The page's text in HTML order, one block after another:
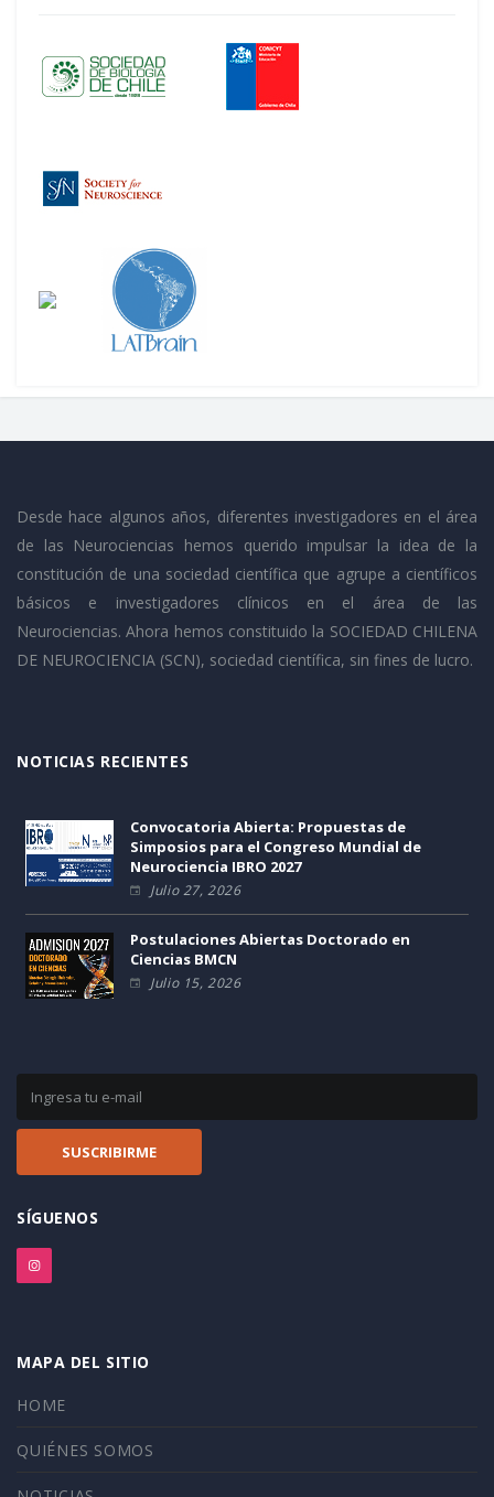
Desde hace algunos años, diferentes investigadores en el área
de las Neurociencias hemos querido impulsar la idea de la
constitución de una sociedad científica que agrupe a científicos
básicos e investigadores clínicos en el área de las
Neurociencias. Ahora hemos constituido la SOCIEDAD CHILENA
DE NEUROCIENCIA (SCN), sociedad científica, sin fines de lucro.
NOTICIAS RECIENTES
Convocatoria Abierta: Propuestas de
Simposios para el Congreso Mundial de
Neurociencia IBRO 2027
Julio 27, 2026
Postulaciones Abiertas Doctorado en
Ciencias BMCN
Julio 15, 2026
SÍGUENOS
MAPA DEL SITIO
HOME
QUIÉNES SOMOS